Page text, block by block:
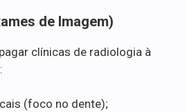
de Imagem)
clínicas de radiologia à
(foco no dente);